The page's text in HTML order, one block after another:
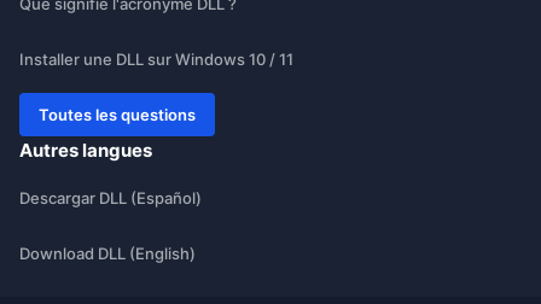
Installer une DLL sur Windows 10 / 11
Toutes les questions
Autres langues
Descargar DLL (Español)
Download DLL (English)